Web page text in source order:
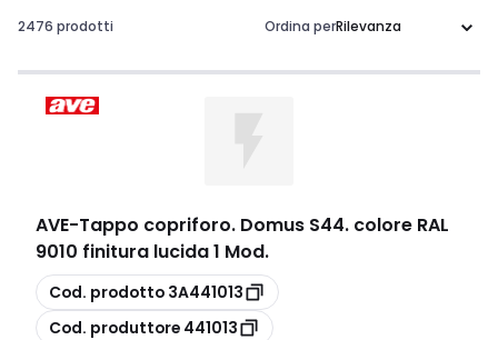
2476 prodotti Ordina per
AVE-Tappo copriforo. Domus S44. colore RAL
9010 finitura lucida 1 Mod.
copia
Cod. prodotto 3A441013
copia
Cod. produttore 441013